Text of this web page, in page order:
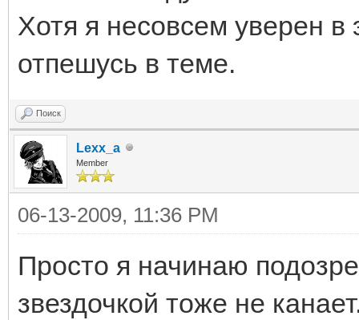
Хотя я несовсем уверен
отпешусь в теме.
Поиск
Lexx_a
Member
06-13-2009, 11:36 PM
Просто я начинаю
звездочкой тоже не